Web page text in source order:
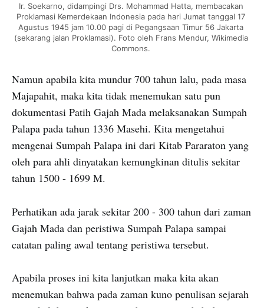
Ir. Soekarno, didampingi Drs. Mohammad Hatta, membacakan
Proklamasi Kemerdekaan Indonesia pada hari Jumat tanggal 17
Agustus 1945 jam 10.00 pagi di Pegangsaan Timur 56 Jakarta
(sekarang jalan Proklamasi). Foto oleh Frans Mendur, Wikimedia
Commons.
Namun apabila kita mundur 700 tahun lalu, pada masa
Majapahit, maka kita tidak menemukan satu pun
dokumentasi Patih Gajah Mada melaksanakan Sumpah
Palapa pada tahun 1336 Masehi. Kita mengetahui
mengenai Sumpah Palapa ini dari Kitab Pararaton yang
oleh para ahli dinyatakan kemungkinan ditulis sekitar
tahun 1500 - 1699 M.
Perhatikan ada jarak sekitar 200 - 300 tahun dari zaman
Gajah Mada dan peristiwa Sumpah Palapa sampai
catatan paling awal tentang peristiwa tersebut.
Apabila proses ini kita lanjutkan maka kita akan
menemukan bahwa pada zaman kuno penulisan sejarah